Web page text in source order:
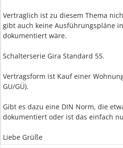
Vertraglich ist zu diesem Thema
gibt auch keine Ausführungspläne
dokumentiert wäre.
Schalterserie Gira Standard 55.
Vertragsform ist Kauf einer
GU/GÜ).
Gibt es dazu eine DIN Norm, die
dokumentiert oder ist das einfach
Liebe Grüße